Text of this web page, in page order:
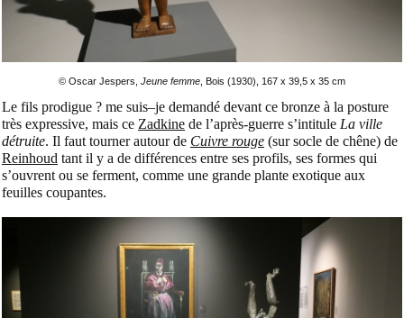
© Oscar Jespers, Jeune femme, Bois (1930), 167 x 39,5 x 35 cm
Le fils prodigue ? me suis–je demandé devant ce bronze à la posture
très expressive, mais ce Zadkine de l’après-guerre s’intitule La ville
détruite. Il faut tourner autour de Cuivre rouge (sur socle de chêne) de
Reinhoud tant il y a de différences entre ses profils, ses formes qui
s’ouvrent ou se ferment, comme une grande plante exotique aux
feuilles coupantes.